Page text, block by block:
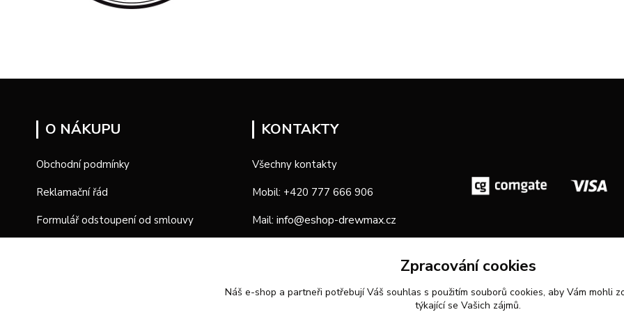
O NÁKUPU
Obchodní podmínky
Reklamační řád
Formulář odstoupení od smlouvy
KONTAKTY
Všechny kontakty
Mobil: +420 777 666 906
Mail: info@eshop-drewmax.cz
Zpracování cookies
Náš e-shop a partneři potřebují Váš souhlas s použitím souborů cookies, aby Vám mohli
týkající se Vašich zájmů.